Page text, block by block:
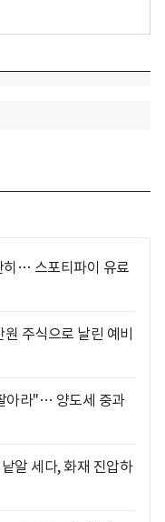
히… 스포티파이 유료
주식으로 날린 예비
아라"… 양도세 중과
알 세다, 화재 진압하